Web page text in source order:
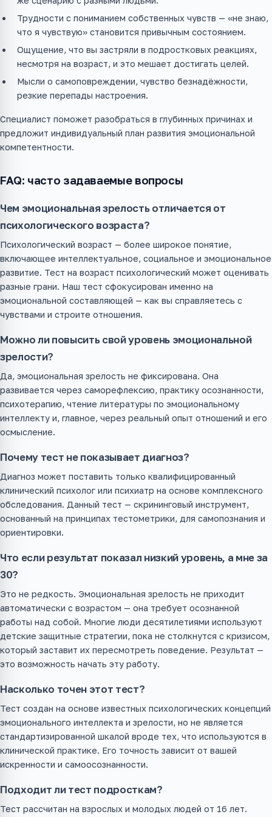
Трудности с пониманием собственных чувств — «не знаю,
что я чувствую» становится привычным состоянием.
Ощущение, что вы застряли в подростковых реакциях,
несмотря на возраст, и это мешает достигать целей.
Мысли о самоповреждении, чувство безнадёжности,
резкие перепады настроения.
Специалист поможет разобраться в глубинных причинах и
предложит индивидуальный план развития эмоциональной
компетентности.
FAQ: часто задаваемые вопросы
Чем эмоциональная зрелость отличается от
психологического возраста?
Психологический возраст — более широкое понятие,
включающее интеллектуальное, социальное и эмоциональное
развитие. Тест на возраст психологический может оценивать
разные грани. Наш тест сфокусирован именно на
эмоциональной составляющей — как вы справляетесь с
чувствами и строите отношения.
Можно ли повысить свой уровень эмоциональной
зрелости?
Да, эмоциональная зрелость не фиксирована. Она
развивается через саморефлексию, практику осознанности,
психотерапию, чтение литературы по эмоциональному
интеллекту и, главное, через реальный опыт отношений и его
осмысление.
Почему тест не показывает диагноз?
Диагноз может поставить только квалифицированный
клинический психолог или психиатр на основе комплексного
обследования. Данный тест — скрининговый инструмент,
основанный на принципах тестометрики, для самопознания и
ориентировки.
Что если результат показал низкий уровень, а мне за
30?
Это не редкость. Эмоциональная зрелость не приходит
автоматически с возрастом — она требует осознанной
работы над собой. Многие люди десятилетиями используют
детские защитные стратегии, пока не столкнутся с кризисом,
который заставит их пересмотреть поведение. Результат —
это возможность начать эту работу.
Насколько точен этот тест?
Тест создан на основе известных психологических концепций
эмоционального интеллекта и зрелости, но не является
стандартизированной шкалой вроде тех, что используются в
клинической практике. Его точность зависит от вашей
искренности и самоосознанности.
Подходит ли тест подросткам?
Тест рассчитан на взрослых и молодых людей от 16 лет.